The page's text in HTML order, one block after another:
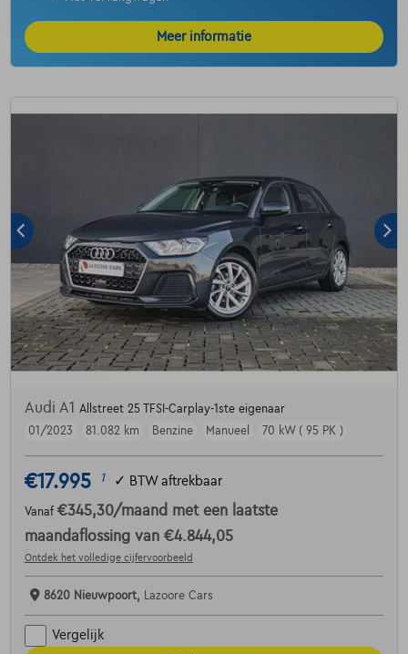
Meer informatie
Audi A1 Allstreet 25 TFSI-Carplay-1ste eigenaar
01/2023
81.082 km Benzine Manueel 70 kW ( 95 PK )
€17.995 1 ✓ BTW aftrekbaar
Vanaf €345,30/maand met een laatste
maandaflossing van €4.844,05
Ontdek het volledige cijfervoorbeeld
8620 Nieuwpoort, Lazoore Cars
Vergelijk